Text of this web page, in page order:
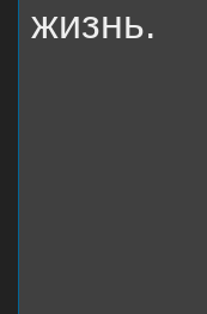
жизнь.